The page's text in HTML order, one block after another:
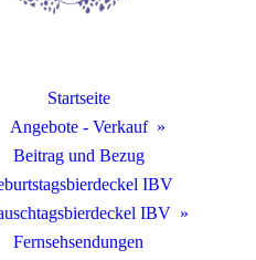
Startseite
Angebote - Verkauf
Beitrag und Bezug
IBV
IBV
Fernsehsendungen